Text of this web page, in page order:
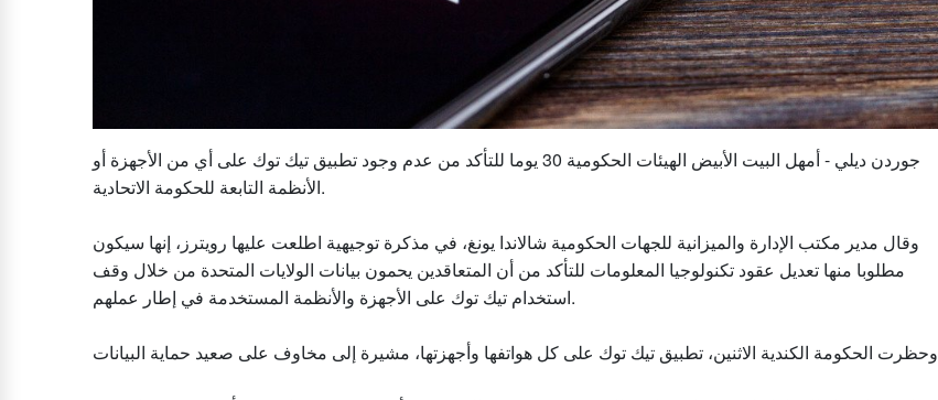
جوردن ديلي - أمهل البيت الأبيض الهيئات الحكومية 30 يوما للتأكد من عدم وجود تطبيق تيك توك على أي من الأجهزة أو
الأنظمة التابعة للحكومة الاتحادية.
وقال مدير مكتب الإدارة والميزانية للجهات الحكومية شالاندا يونغ، في مذكرة توجيهية اطلعت عليها رويترز، إنها سيكون
مطلوبا منها تعديل عقود تكنولوجيا المعلومات للتأكد من أن المتعاقدين يحمون بيانات الولايات المتحدة من خلال وقف
استخدام تيك توك على الأجهزة والأنظمة المستخدمة في إطار عملهم.